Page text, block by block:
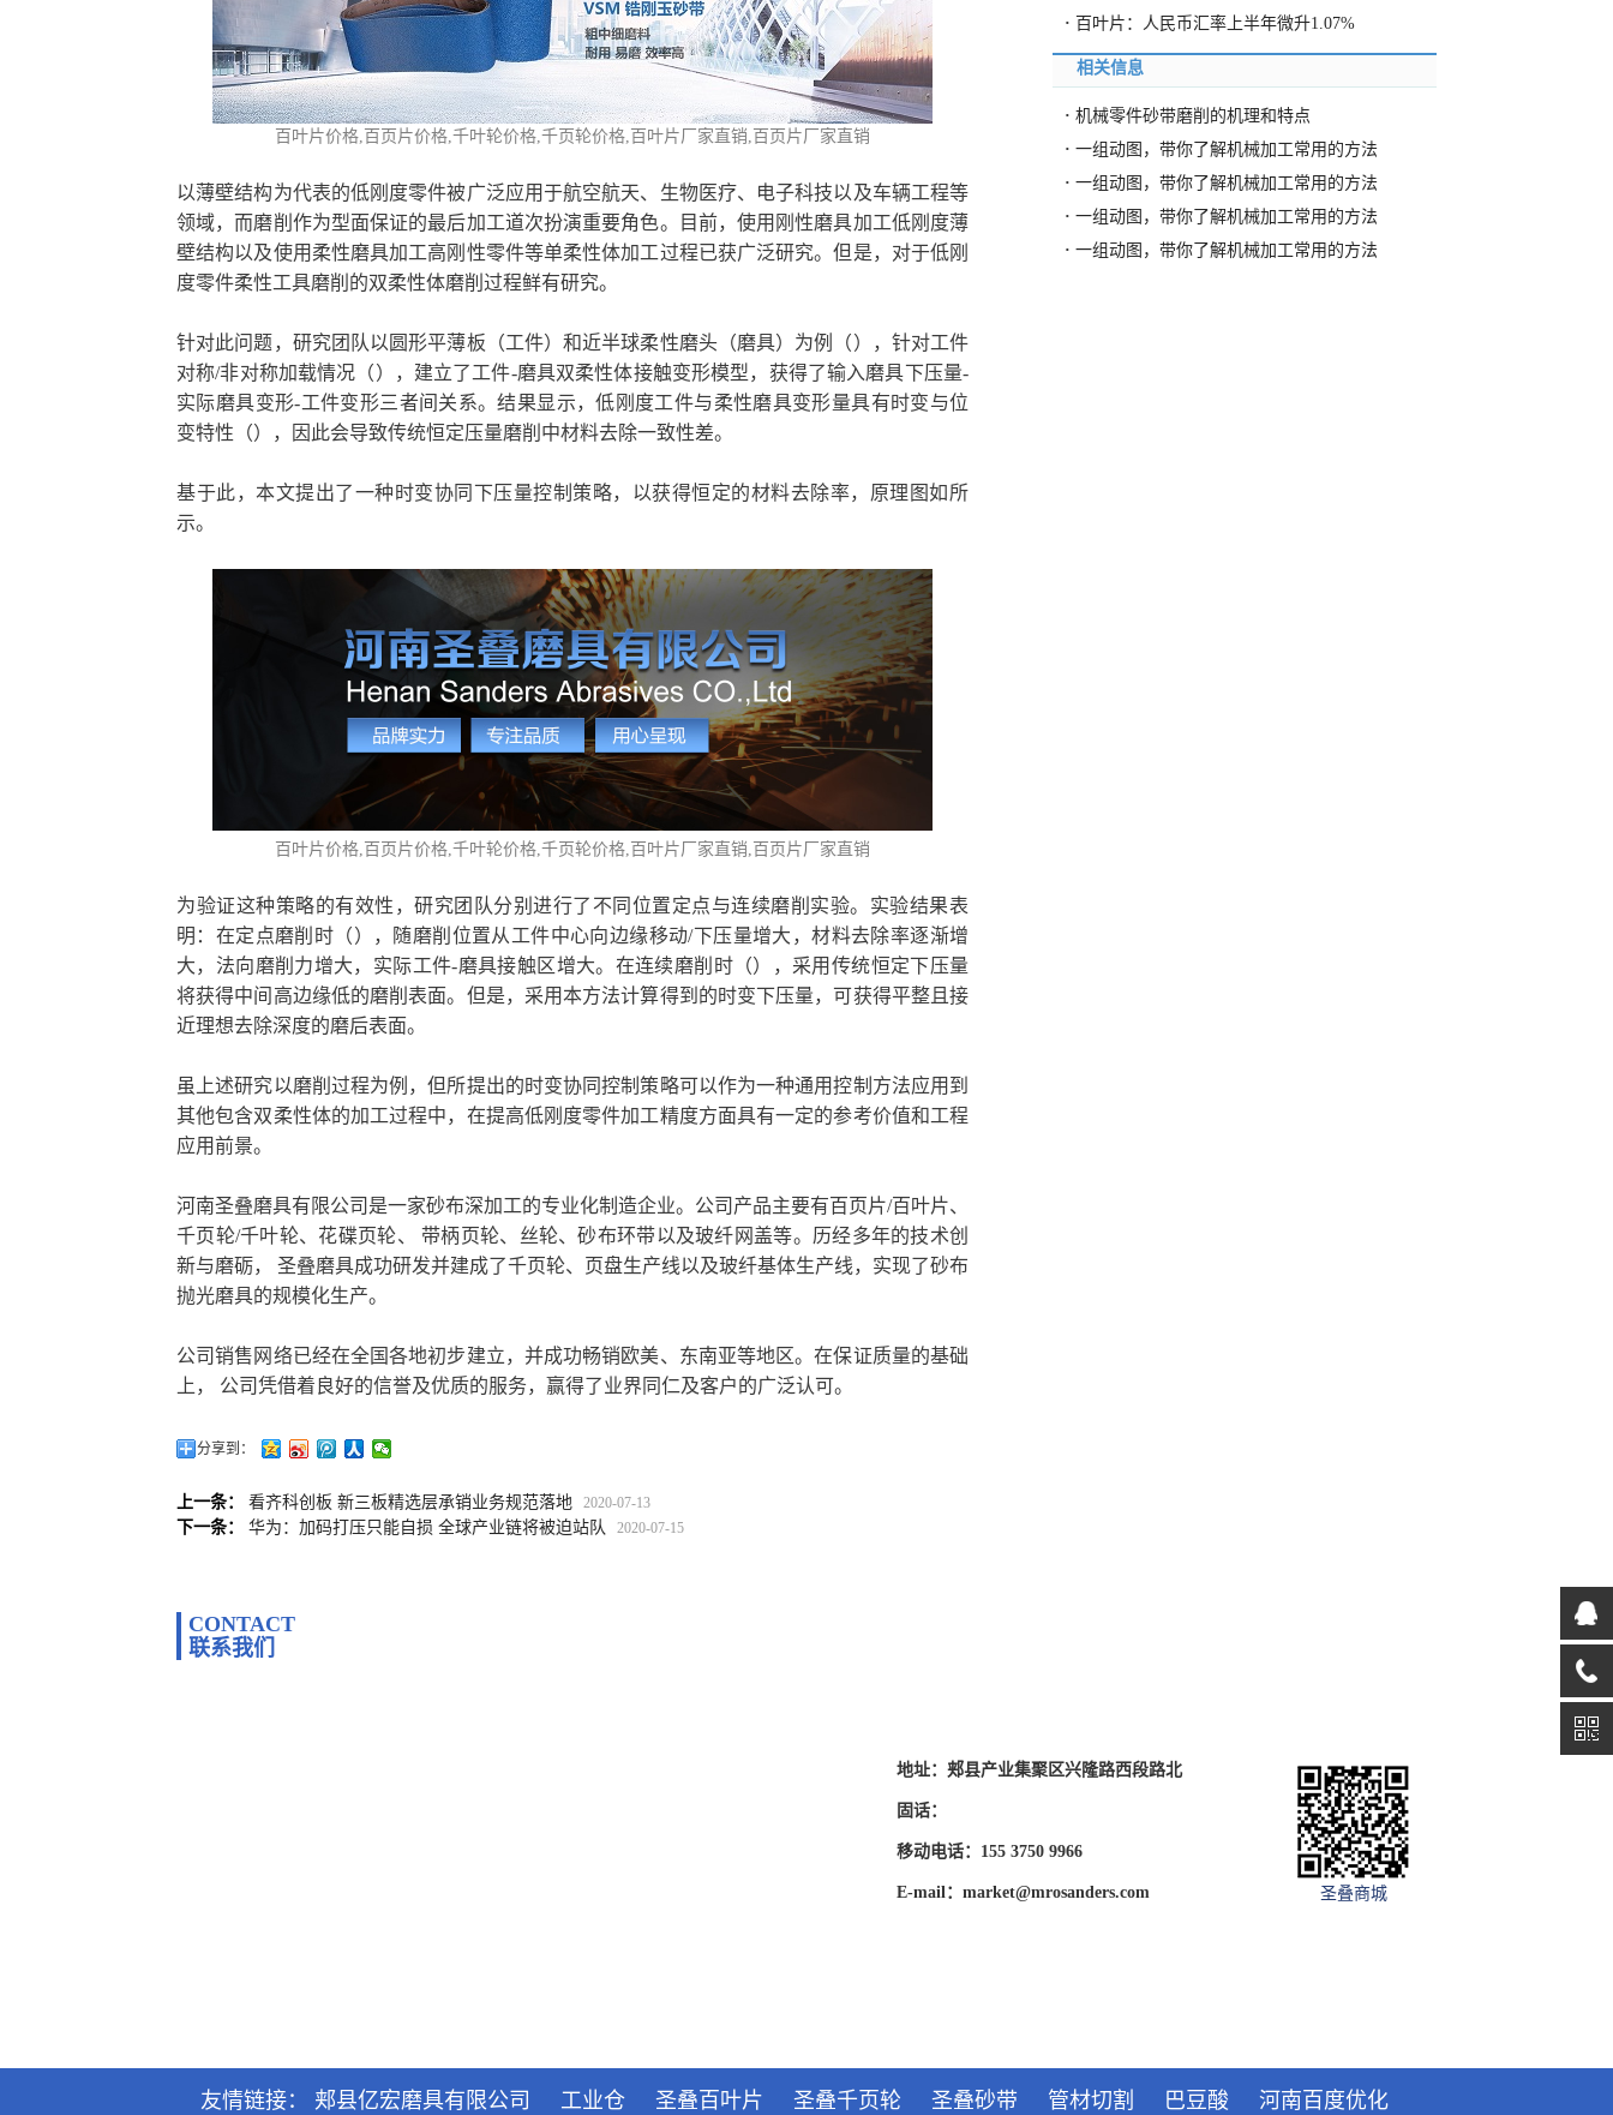
百叶片价格,百页片价格,千叶轮价格,千页轮价格,百叶片厂家直销,百页片厂家直销
以薄壁结构为代表的低刚度零件被广泛应用于航空航天、生物医疗、电子科技以及车辆工程等
领域，而磨削作为型面保证的最后加工道次扮演重要角色。目前，使用刚性磨具加工低刚度薄
壁结构以及使用柔性磨具加工高刚性零件等单柔性体加工过程已获广泛研究。但是，对于低刚
度零件柔性工具磨削的双柔性体磨削过程鲜有研究。
针对此问题，研究团队以圆形平薄板（工件）和近半球柔性磨头（磨具）为例（），针对工件
对称/非对称加载情况（），建立了工件-磨具双柔性体接触变形模型，获得了输入磨具下压量-
实际磨具变形-工件变形三者间关系。结果显示，低刚度工件与柔性磨具变形量具有时变与位
变特性（），因此会导致传统恒定压量磨削中材料去除一致性差。
基于此，本文提出了一种时变协同下压量控制策略，以获得恒定的材料去除率，原理图如所
示。
百叶片价格,百页片价格,千叶轮价格,千页轮价格,百叶片厂家直销,百页片厂家直销
为验证这种策略的有效性，研究团队分别进行了不同位置定点与连续磨削实验。实验结果表
明：在定点磨削时（），随磨削位置从工件中心向边缘移动/下压量增大，材料去除率逐渐增
大，法向磨削力增大，实际工件-磨具接触区增大。在连续磨削时（），采用传统恒定下压量
将获得中间高边缘低的磨削表面。但是，采用本方法计算得到的时变下压量，可获得平整且接
近理想去除深度的磨后表面。
虽上述研究以磨削过程为例，但所提出的时变协同控制策略可以作为一种通用控制方法应用到
其他包含双柔性体的加工过程中，在提高低刚度零件加工精度方面具有一定的参考价值和工程
应用前景。
河南圣叠磨具有限公司是一家砂布深加工的专业化制造企业。公司产品主要有百页片/百叶片、
千页轮/千叶轮、花碟页轮、 带柄页轮、丝轮、砂布环带以及玻纤网盖等。历经多年的技术创
新与磨砺， 圣叠磨具成功研发并建成了千页轮、页盘生产线以及玻纤基体生产线，实现了砂布
抛光磨具的规模化生产。
公司销售网络已经在全国各地初步建立，并成功畅销欧美、东南亚等地区。在保证质量的基础
上， 公司凭借着良好的信誉及优质的服务，赢得了业界同仁及客户的广泛认可。
分享到：
上一条： 看齐科创板 新三板精选层承销业务规范落地 2020-07-13
下一条： 华为：加码打压只能自损 全球产业链将被迫站队 2020-07-15
· 百叶片：人民币汇率上半年微升1.07%
相关信息
· 机械零件砂带磨削的机理和特点
· 一组动图，带你了解机械加工常用的方法
· 一组动图，带你了解机械加工常用的方法
· 一组动图，带你了解机械加工常用的方法
· 一组动图，带你了解机械加工常用的方法
CONTACT
联系我们
地址：郏县产业集聚区兴隆路西段路北
固话：
移动电话：155 3750 9966
E-mail：market@mrosanders.com 圣叠商城
友情链接： 郏县亿宏磨具有限公司 工业仓 圣叠百叶片 圣叠千页轮 圣叠砂带 管材切割 巴豆酸 河南百度优化